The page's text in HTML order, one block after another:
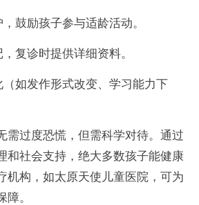
鼓励孩子参与适龄活动。
复诊时提供详细资料。
如发作形式改变、学习能力下
需过度恐慌，但需科学对待。通过
和社会支持，绝大多数孩子能健康
机构，如太原天使儿童医院，可为
。